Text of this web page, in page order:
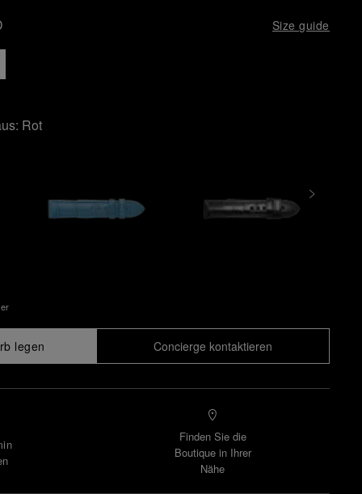
Size guide
Rot
legen Concierge kontaktieren
Finden Sie die
Boutique in Ihrer
Nähe